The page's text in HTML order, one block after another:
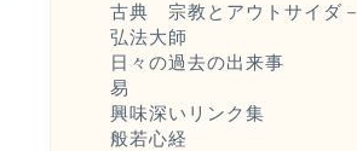
古典 宗教とアウトサイダ－
弘法大師
日々の過去の出来事
易
興味深いリンク集
般若心経